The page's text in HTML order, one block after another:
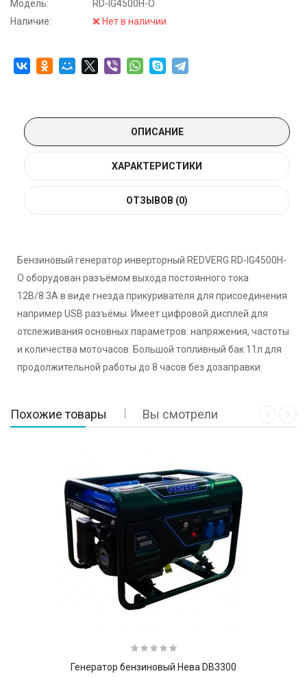
Модель:
RD-IG4500H-O
Наличие:
❌ Нет в наличии
ОПИСАНИЕ
ХАРАКТЕРИСТИКИ
ОТЗЫВОВ (0)
Бензиновый генератор инверторный REDVERG RD-IG4500H-
O оборудован разъёмом выхода постоянного тока
12В/8.3А в виде гнезда прикуривателя для присоединения
например USB разъёмы. Имеет цифровой дисплей для
отслеживания основных параметров: напряжения, частоты
и количества моточасов. Большой топливный бак 11л для
продолжительной работы до 8 часов без дозаправки.
Похожие товары Вы смотрели
Генератор бензиновый Нева DB3300